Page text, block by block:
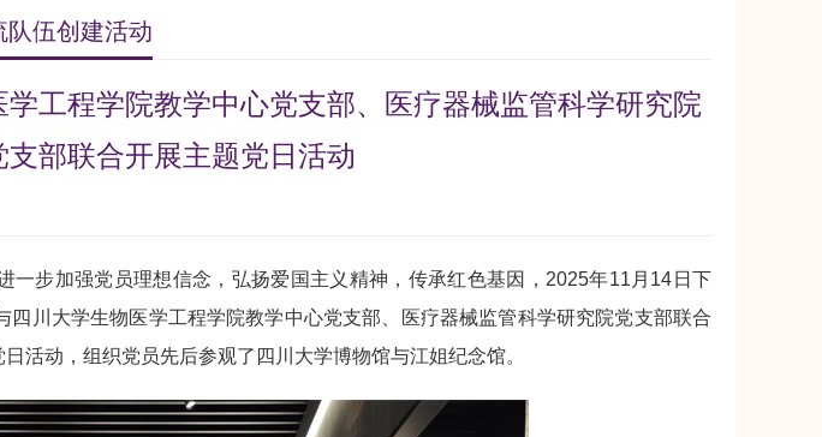
伍创建活动
工程学院教学中心党支部、医疗器械监管科学研究院
支部联合开展主题党日活动
一步加强党员理想信念，弘扬爱国主义精神，传承红色基因，2025年11月14日下
川大学生物医学工程学院教学中心党支部、医疗器械监管科学研究院党支部联合
活动，组织党员先后参观了四川大学博物馆与江姐纪念馆。